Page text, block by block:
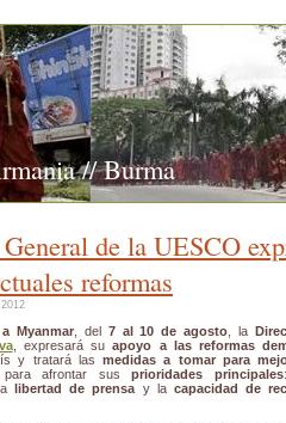
// Burma
de la UESCO
reformas
Myanmar, del 7 al 10 de agosto , la
, expresará suapoyo a las reformas
y tratará las medidas a tomar para
para afrontar susprioridades principales
lalibertad de prensa y la capacidad de